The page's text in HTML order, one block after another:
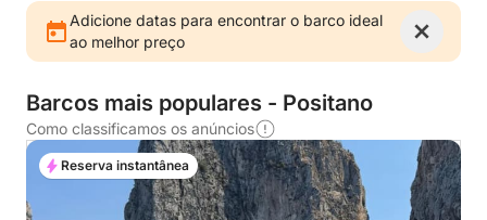
Adicione datas para encontrar o barco ideal
ao melhor preço
Barcos mais populares - Positano
Como classificamos os anúncios
Reserva instantânea